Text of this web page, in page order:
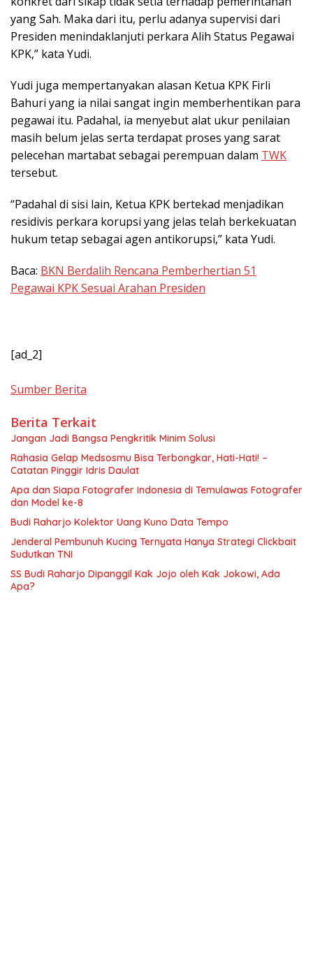
yang Sah. Maka dari itu, perlu adanya supervisi dari
Presiden menindaklanjuti perkara Alih Status Pegawai
KPK,” kata Yudi.
Yudi juga mempertanyakan alasan Ketua KPK Firli
Bahuri yang ia nilai sangat ingin memberhentikan para
pegawai itu. Padahal, ia menyebut alat ukur penilaian
masih belum jelas serta terdapat proses yang sarat
pelecehan martabat sebagai perempuan dalam TWK
tersebut.
“Padahal di sisi lain, Ketua KPK bertekad menjadikan
residivis perkara korupsi yang jelas telah berkekuatan
hukum tetap sebagai agen antikorupsi,” kata Yudi.
Baca: BKN Berdalih Rencana Pemberhertian 51
Pegawai KPK Sesuai Arahan Presiden
[ad_2]
Sumber Berita
Berita Terkait
Jangan Jadi Bangsa Pengkritik Minim Solusi
Rahasia Gelap Medsosmu Bisa Terbongkar, Hati-Hati! –
Catatan Pinggir Idris Daulat
Apa dan Siapa Fotografer Indonesia di Temulawas Fotografer
dan Model ke-8
Budi Raharjo Kolektor Uang Kuno Data Tempo
Jenderal Pembunuh Kucing Ternyata Hanya Strategi Clickbait
Sudutkan TNI
SS Budi Raharjo Dipanggil Kak Jojo oleh Kak Jokowi, Ada
Apa?